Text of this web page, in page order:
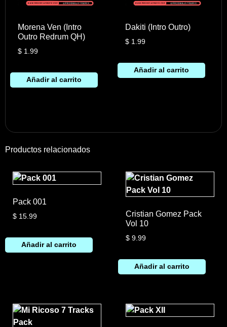
Morena Ven (Intro
Outro Redrum QH)
$1.99
Añadir al carrito
Dakiti (Intro Outro)
$ 1.99
Añadir al carrito
Productos relacionados
Pack 001
$ 15.99
Añadir al carrito
Cristian Gomez Pack
Vol 10
$9.99
Añadir al carrito